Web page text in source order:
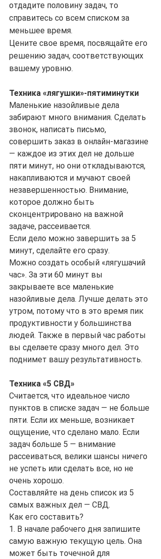
отдадите половину задач, то
справитесь со всем списком за
меньшее время.
Цените свое время, посвящайте его
решению задач, соответствующих
вашему уровню.
Техника «лягушки»-пятиминутки
Маленькие назойливые дела
забирают много внимания. Сделать
звонок, написать письмо,
совершить заказ в онлайн-магазине
— каждое из этих дел не дольше
пяти минут, но они откладываются,
накапливаются и мучают своей
незавершенностью. Внимание,
которое должно быть
сконцентрировано на важной
задаче, рассеивается.
Если дело можно завершить за 5
минут, сделайте его сразу.
Можно создать особый «лягушачий
час». За эти 60 минут вы
закрываете все маленькие
назойливые дела. Лучше делать это
утром, потому что в это время пик
продуктивности у большинства
людей. Также в первый час работы
вы сделаете сразу много дел. Это
поднимет вашу результативность.
Техника «5 СВД»
Считается, что идеальное число
пунктов в списке задач — не больше
пяти. Если их меньше, возникает
ощущение, что сделано мало. Если
задач больше 5 — внимание
рассеиваться, велики шансы ничего
не успеть или сделать все, но не
очень хорошо.
Составляйте на день список из 5
самых важных дел — СВД.
Как его составить?
1. В начале рабочего дня запишите
самую важную текущую цель. Она
может быть точечной для